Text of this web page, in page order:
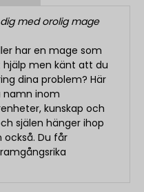
med orolig mage
har en mage som
hjälp men känt att du
dina problem? Här
namn inom
kunskap och
själen hänger ihop
Du får